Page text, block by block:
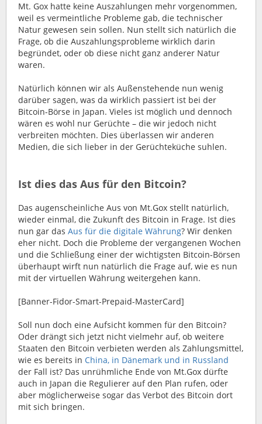
Mt. Gox hatte keine Auszahlungen mehr vorgenommen,
weil es vermeintliche Probleme gab, die technischer
Natur gewesen sein sollen. Nun stellt sich natürlich die
Frage, ob die Auszahlungsprobleme wirklich darin
begründet, oder ob diese nicht ganz anderer Natur
waren.
Natürlich können wir als Außenstehende nun wenig
darüber sagen, was da wirklich passiert ist bei der
Bitcoin-Börse in Japan. Vieles ist möglich und dennoch
wären es wohl nur Gerüchte – die wir jedoch nicht
verbreiten möchten. Dies überlassen wir anderen
Medien, die sich lieber in der Gerüchteküche suhlen.
Ist dies das Aus für den Bitcoin?
Das augenscheinliche Aus von Mt.Gox stellt natürlich,
wieder einmal, die Zukunft des Bitcoin in Frage. Ist dies
nun gar das Aus für die digitale Währung? Wir denken
eher nicht. Doch die Probleme der vergangenen Wochen
und die Schließung einer der wichtigsten Bitcoin-Börsen
überhaupt wirft nun natürlich die Frage auf, wie es nun
mit der virtuellen Währung weitergehen kann.
[Banner-Fidor-Smart-Prepaid-MasterCard]
Soll nun doch eine Aufsicht kommen für den Bitcoin?
Oder drängt sich jetzt nicht vielmehr auf, ob weitere
Staaten den Bitcoin verbieten werden als Zahlungsmittel,
wie es bereits in China, in Dänemark und in Russland
der Fall ist? Das unrühmliche Ende von Mt.Gox dürfte
auch in Japan die Regulierer auf den Plan rufen, oder
aber möglicherweise sogar das Verbot des Bitcoin dort
mit sich bringen.